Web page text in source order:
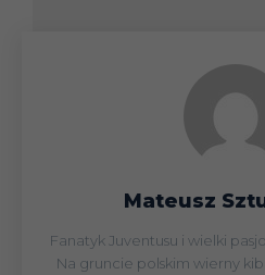
Mateusz
Fanatyk Juventusu i wielki
Na gruncie polskim wierny